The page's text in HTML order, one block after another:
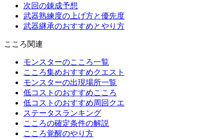
次回の錬成予想
武器熟練度の上げ方と優先度
武器継承のおすすめとやり方
こころ関連
モンスターのこころ一覧
こころ集めおすすめクエスト
モンスターの出現場所一覧
低コストのおすすめこころ
低コストのおすすめ周回クエ
ステータスランキング
こころの確定条件の解説
こころ覚醒のやり方